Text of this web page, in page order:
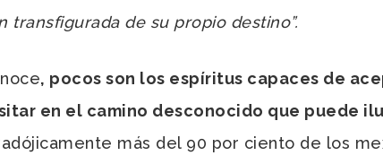
de su propio destino”.
, pocos son los espíritus capaces de
en el camino desconocido que puede
más del 90 por ciento de los